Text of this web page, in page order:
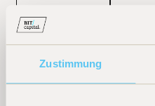
Zustimmung
Fondsmanager
Beckers:
Flaggschiff-
Fonds jetzt als
ETF
"KI